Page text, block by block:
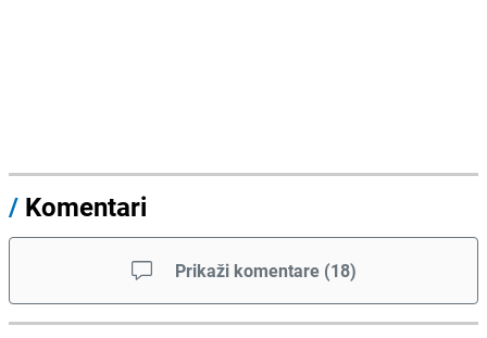
/ Komentari
Prikaži komentare (18)